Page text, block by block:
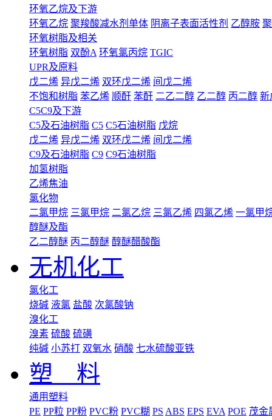
环氧乙烷及下游
环氧乙烷 聚羧酸减水剂单体 阴离子表面活性剂 乙醇胺
环氧树脂及相关
环氧树脂 双酚A 环氧氯丙烷 TGIC
UPR及原料
戊二烯 异戊二烯 双环戊二烯 间戊二烯
不饱和树脂 苯乙烯 顺酐 苯酐 二乙二醇 乙二醇 丙二醇 新
C5C9及下游
C5及石油树脂 C5 C5石油树脂 戊烷
戊二烯 异戊二烯 双环戊二烯 间戊二烯
C9及石油树脂 C9 C9石油树脂
加氢树脂
乙烯焦油
氯化物
二氯甲烷 三氯甲烷 二氯乙烷 三氯乙烯 四氯乙烯 一氯甲
醇醚及酯
乙二醇醚 丙二醇醚 醇醚醋酸酯
无机化工
氯化工
烧碱 液氯 盐酸 次氯酸钠
溴化工
溴素 硫酸 硫磺
纯碱 小苏打 双氧水 硝酸 七水硫酸亚铁
塑 料
通用塑料
PE PP粒 PP粉 PVC粉 PVC糊 PS ABS EPS EVA POE 茂金